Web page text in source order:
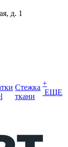
д. 1
Стежка
ткани
+
ЕЩЕ